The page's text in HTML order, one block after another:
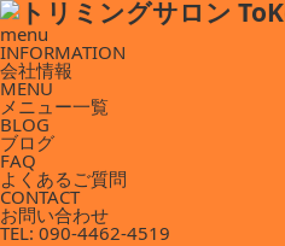
menu
INFORMATION
会社情報
MENU
メニュー一覧
BLOG
ブログ
FAQ
よくあるご質問
CONTACT
お問い合わせ
TEL: 090-4462-4519